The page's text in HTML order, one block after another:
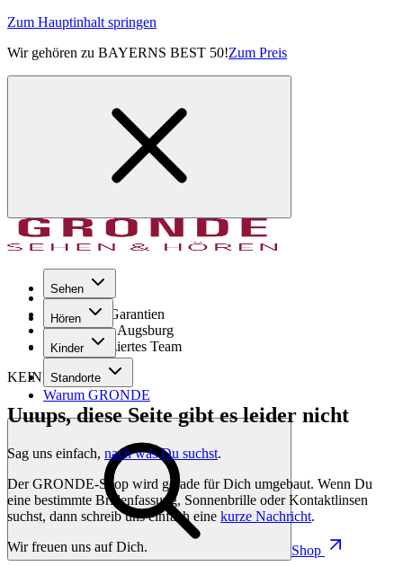
Zum Hauptinhalt springen
Wir gehören zu BAYERNS BEST 50!Zum Preis
Sehen
Hören
Kinder
Standorte
Warum GRONDE
Shop
Seit 1971
GRONDE Garantien
8× im Raum Augsburg
Hochqualifiziertes Team
KEINE SORGE!
Uuups, diese Seite gibt es leider nicht
Sag uns einfach, nach was Du suchst.
Der GRONDE-Shop wird gerade für Dich umgebaut. Wenn Du
eine bestimmte Brillenfassung, Sonnenbrille oder Kontaktlinsen
suchst, dann schreib uns einfach eine kurze Nachricht.
Wir freuen uns auf Dich.